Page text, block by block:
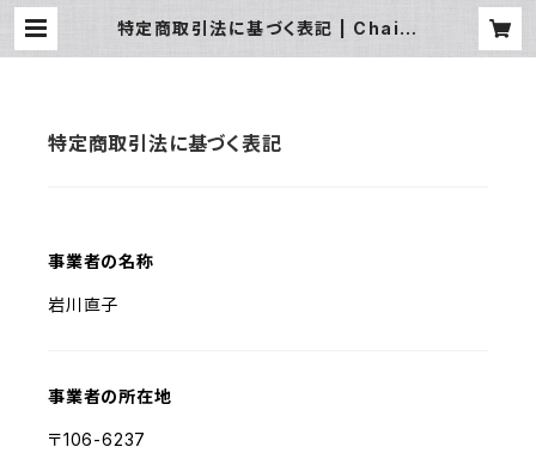
特定商取引法に基づく表記 | ChaiW
特定商取引法に基づく表記
事業者の名称
岩川直子
事業者の所在地
〒106-6237